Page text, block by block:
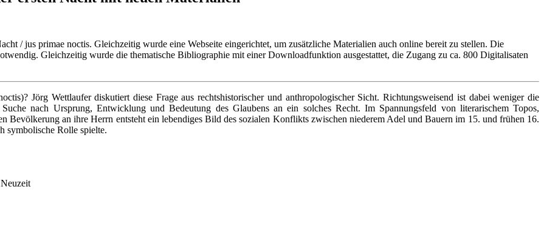
/ jus primae noctis. Gleichzeitig wurde eine Webseite eingerichtet, um zusätzliche Materialien auch online bereit zu stellen. Die
Gleichzeitig wurde die thematische Bibliographie mit einer Downloadfunktion ausgestattet, die Zugang zu ca. 800 Digitalisaten
Jörg Wettlaufer diskutiert diese Frage aus rechtshistorischer und anthropologischer Sicht. Richtungsweisend ist dabei weniger die
nach Ursprung, Entwicklung und Bedeutung des Glaubens an ein solches Recht. Im Spannungsfeld von literarischem Topos,
Bevölkerung an ihre Herrn entsteht ein lebendiges Bild des sozialen Konflikts zwischen niederem Adel und Bauern im 15. und frühen 16.
symbolische Rolle spielte.